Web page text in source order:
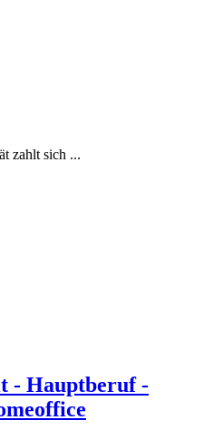
zahlt sich ...
- Hauptberuf -